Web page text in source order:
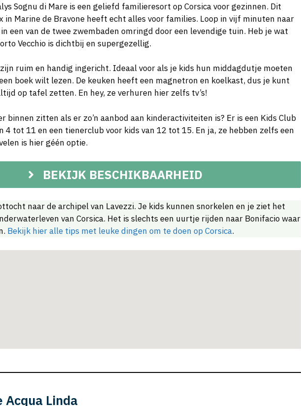
Sognu di Mare is een geliefd familieresort op Corsica voor gezinnen. Dit
in Marine de Bravone heeft echt alles voor families. Loop in vijf minuten naar
een van de twee zwembaden omringd door een levendige tuin. Heb je wat
Vecchio is dichtbij en supergezellig.
ruim en handig ingericht. Ideaal voor als je kids hun middagdutje moeten
boek wilt lezen. De keuken heeft een magnetron en koelkast, dus je kunt
op tafel zetten. En hey, ze verhuren hier zelfs tv’s!
binnen zitten als er zo’n aanbod aan kinderactiviteiten is? Er is een Kids Club
4 tot 11 en een tienerclub voor kids van 12 tot 15. En ja, ze hebben zelfs een
is hier géén optie.
BEKIJK BESCHIKBAARHEID
naar de archipel van Lavezzi. Je kids kunnen snorkelen en je ziet het
van Corsica. Het is slechts een uurtje rijden naar Bonifacio waar
Bekijk hier alle tips met leuke dingen om te doen op Corsica.
Acqua Linda